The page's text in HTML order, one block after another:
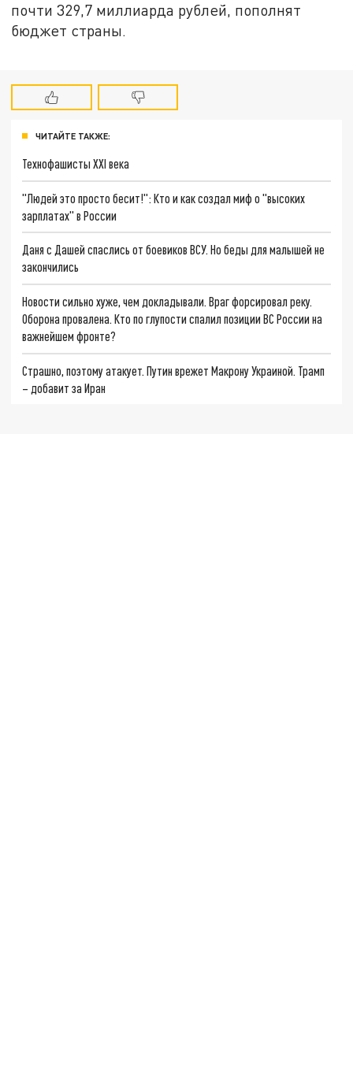
почти 329,7 миллиарда рублей, пополнят
бюджет страны.
ЧИТАЙТЕ ТАКЖЕ:
Технофашисты XXI века
"Людей это просто бесит!": Кто и как создал миф о "высоких
зарплатах" в России
Даня с Дашей спаслись от боевиков ВСУ. Но беды для малышей не
закончились
Новости сильно хуже, чем докладывали. Враг форсировал реку.
Оборона провалена. Кто по глупости спалил позиции ВС России на
важнейшем фронте?
Страшно, поэтому атакует. Путин врежет Макрону Украиной. Трамп
– добавит за Иран